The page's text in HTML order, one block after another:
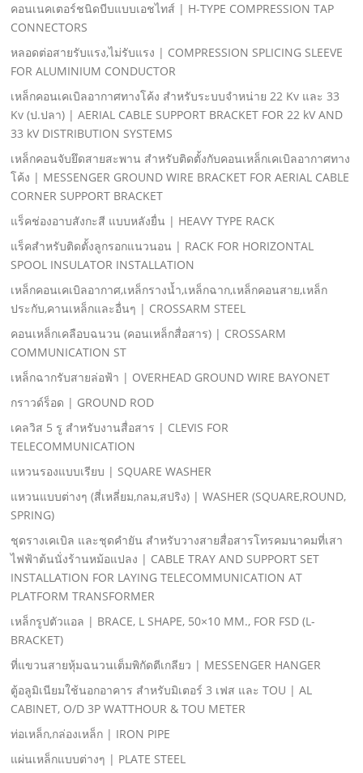
คอนเนคเตอร์ชนิดบีบแบบเอชไทส์ | H-TYPE COMPRESSION TAP
CONNECTORS
หลอดต่อสายรับแรง,ไม่รับแรง | COMPRESSION SPLICING SLEEVE
FOR ALUMINIUM CONDUCTOR
เหล็กคอนเคเบิลอากาศทางโค้ง สําหรับระบบจําหน่าย 22 Kv และ 33
Kv (ป.ปลา) | AERIAL CABLE SUPPORT BRACKET FOR 22 kV AND
33 kV DISTRIBUTION SYSTEMS
เหล็กคอนจับยึดสายสะพาน สําหรับติดตั้งกับคอนเหล็กเคเบิลอากาศทาง
โค้ง | MESSENGER GROUND WIRE BRACKET FOR AERIAL CABLE
CORNER SUPPORT BRACKET
แร็คช่องอาบสังกะสี แบบหลังยื่น | HEAVY TYPE RACK
แร็คสําหรับติดตั้งลูกรอกแนวนอน | RACK FOR HORIZONTAL
SPOOL INSULATOR INSTALLATION
เหล็กคอนเคเบิลอากาศ,เหล็กรางนํ้า,เหล็กฉาก,เหล็กคอนสาย,เหล็ก
ประกับ,คานเหล็กและอื่นๆ | CROSSARM STEEL
คอนเหล็กเคลือบฉนวน (คอนเหล็กสื่อสาร) | CROSSARM
COMMUNICATION ST
เหล็กฉากรับสายล่อฟ้า | OVERHEAD GROUND WIRE BAYONET
กราวด์ร็อด | GROUND ROD
เคลวิส 5 รู สําหรับงานสื่อสาร | CLEVIS FOR
TELECOMMUNICATION
แหวนรองแบบเรียบ | SQUARE WASHER
แหวนแบบต่างๆ (สี่เหลี่ยม,กลม,สปริง) | WASHER (SQUARE,ROUND,
SPRING)
ชุดรางเคเบิล และชุดคํายัน สําหรับวางสายสื่อสารโทรคมนาคมที่เสา
ไฟฟ้าต้นนั่งร้านหม้อแปลง | CABLE TRAY AND SUPPORT SET
INSTALLATION FOR LAYING TELECOMMUNICATION AT
PLATFORM TRANSFORMER
เหล็กรูปตัวแอล | BRACE, L SHAPE, 50×10 MM., FOR FSD (L-
BRACKET)
ที่แขวนสายหุ้มฉนวนเต็มพิกัดตีเกลียว | MESSENGER HANGER
ตู้อลูมิเนียมใช้นอกอาคาร สําหรับมิเตอร์ 3 เฟส และ TOU | AL
CABINET, O/D 3P WATTHOUR & TOU METER
ท่อเหล็ก,กล่องเหล็ก | IRON PIPE
แผ่นเหล็กแบบต่างๆ | PLATE STEEL